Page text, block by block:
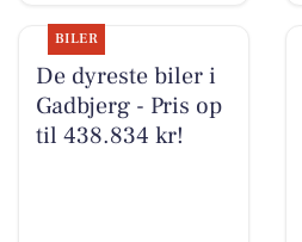
BILER
De dyreste biler i
Gadbjerg - Pris op
til 438.834 kr!